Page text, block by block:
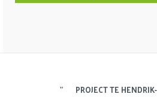
PROJECT TE